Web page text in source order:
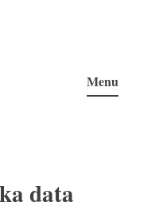
Menu
data